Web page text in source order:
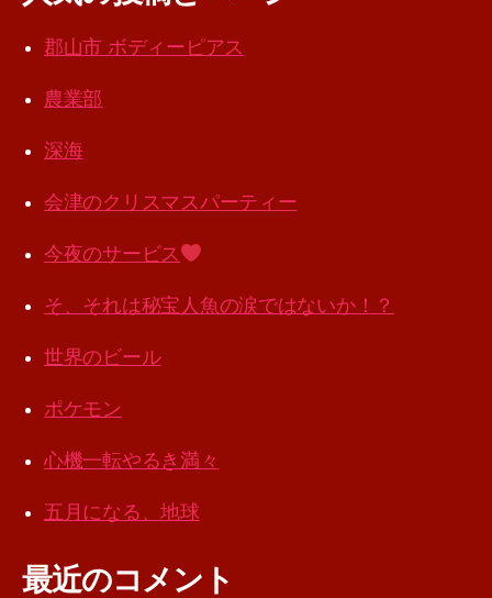
郡山市 ボディーピアス
農業部
深海
会津のクリスマスパーティー
今夜のサービス
そ、それは秘宝人魚の涙ではないか！？
世界のビール
ポケモン
心機一転やるき満々
五月になる、地球
最近のコメント